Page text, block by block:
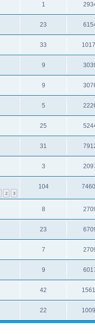
1
23
33
9
9
5
25
31
3
2 3
104
8
23
7
9
42
22